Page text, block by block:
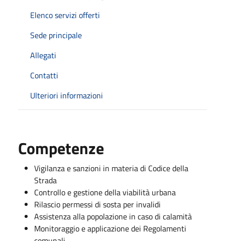
Elenco servizi offerti
Sede principale
Allegati
Contatti
Ulteriori informazioni
Competenze
Vigilanza e sanzioni in materia di Codice della
Strada
Controllo e gestione della viabilità urbana
Rilascio permessi di sosta per invalidi
Assistenza alla popolazione in caso di calamità
Monitoraggio e applicazione dei Regolamenti